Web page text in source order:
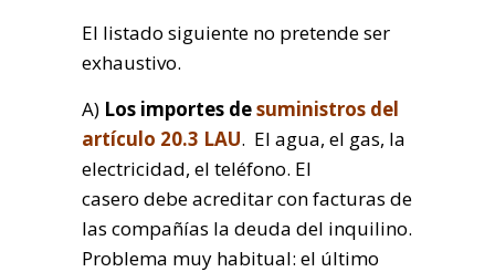
El listado siguiente no pretende ser
exhaustivo.
A) Los importes desuministros del
artículo 20.3 LAU. El agua, el gas, la
electricidad, el teléfono. El
casero debe acreditar con facturas de
las compañías la deuda del inquilino.
Problema muy habitual: el último